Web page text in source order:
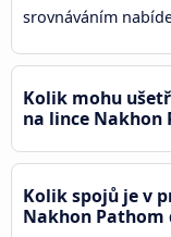
srovnáváním
Kolik mohu
na lince Nakhon
Kolik spojů je v
Nakhon Pathom